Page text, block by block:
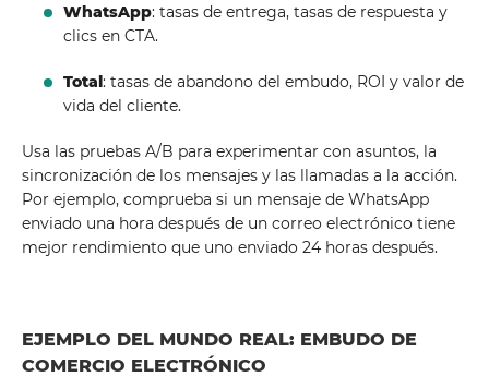
WhatsApp: tasas de entrega, tasas de respuesta y
clics en CTA.
Total: tasas de abandono del embudo, ROI y valor de
vida del cliente.
Usa las pruebas A/B para experimentar con asuntos, la
sincronización de los mensajes y las llamadas a la acción.
Por ejemplo, comprueba si un mensaje de WhatsApp
enviado una hora después de un correo electrónico tiene
mejor rendimiento que uno enviado 24 horas después.
EJEMPLO DEL MUNDO REAL: EMBUDO DE
COMERCIO ELECTRÓNICO